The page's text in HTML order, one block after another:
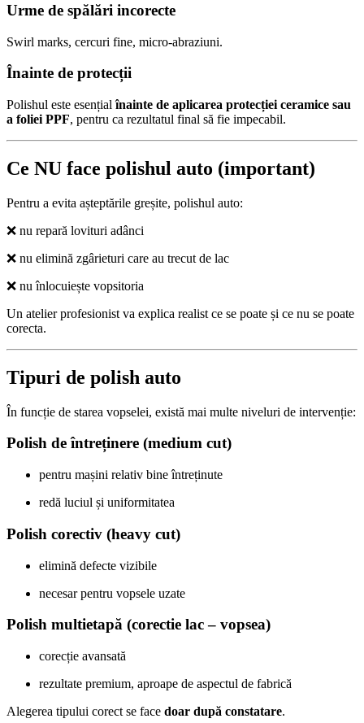
Urme de spălări incorecte
Swirl marks, cercuri fine, micro-abraziuni.
Înainte de protecții
Polishul este esențialînainte de aplicarea protecției ceramice sau
a foliei PPF, pentru ca rezultatul final să fie impecabil.
Ce NU face polishul auto (important)
Pentru a evita așteptările greșite, polishul auto:
❌ nu repară lovituri adânci
❌ nu elimină zgârieturi care au trecut de lac
❌ nu înlocuiește vopsitoria
Un atelier profesionist va explica realist ce se poate și ce nu se poate
corecta.
Tipuri de polish auto
În funcție de starea vopselei, există mai multe niveluri de intervenție:
Polish de întreținere (medium cut)
pentru mașini relativ bine întreținute
redă luciul și uniformitatea
Polish corectiv (heavy cut)
elimină defecte vizibile
necesar pentru vopsele uzate
Polish multietapă (corectie lac – vopsea)
corecție avansată
rezultate premium, aproape de aspectul de fabrică
Alegerea tipului corect se face doar după constatare.